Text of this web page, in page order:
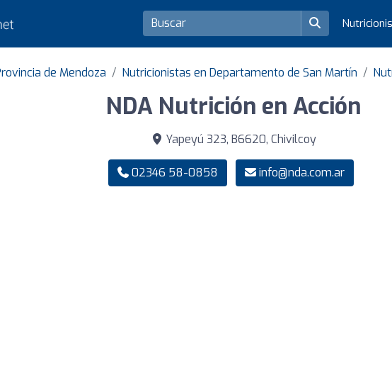
de Mendoza Nutricionistas en Departamento de San Martín
NDA Nutrición en Acción
Yapeyú 323, B6620, Chivilcoy
02346 58-0858 info@nda.com.ar